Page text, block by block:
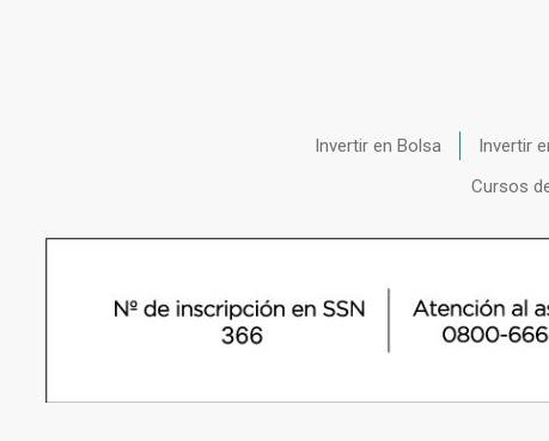
Invertir en Bolsa Invertir
Cursos